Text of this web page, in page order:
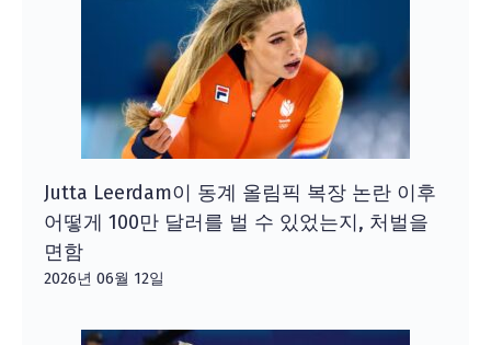
Jutta Leerdam이 동계 올림픽 복장 논란 이후
어떻게 100만 달러를 벌 수 있었는지, 처벌을
면함
2026년 06월 12일